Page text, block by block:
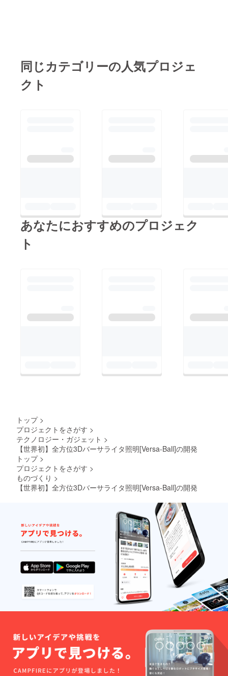
同じカテゴリーの人気プロジェ
クト
あなたにおすすめのプロジェク
ト
トップ >
プロジェクトをさがす >
テクノロジー・ガジェット >
【世界初】全方位3Dバーサライタ照明[Versa-Ball]の開発
トップ >
プロジェクトをさがす >
ものづくり >
【世界初】全方位3Dバーサライタ照明[Versa-Ball]の開発